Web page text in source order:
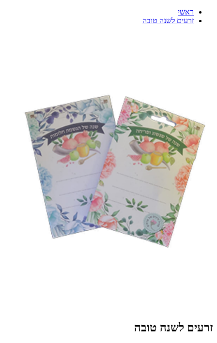
ראשי
זרעים לשנה טובה
זרעים לשנה טובה